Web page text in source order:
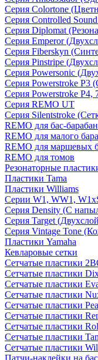
Серия Colortone
Серия Controlled
Серия Diplomat
Серия Emperor
Серия Fiberskyn
Серия Pinstripe
Серия Powersonic
Серия Powerstroke P3
Серия Powerstroke P4,
Серия REMO UT
Серия Silentstroke
REMO для бас-
REMO для малого
REMO для маршевых
REMO для томов
Резонаторные
Пластики Tama
Пластики Williams
Серии W1, WW1,
Серия Density (C
Серия Target
Серия Vintage Tone
Пластики Yamaha
Кевларовые сетки
Сетчатые пластики
Сетчатые пластики
Сетчатые пластики
Сетчатые пластики
Сетчатые пластики
Сетчатые пластики
Сетчатые пластики
Сетчатые пластики
Сетчатые пластики
Патчи-наклейки на